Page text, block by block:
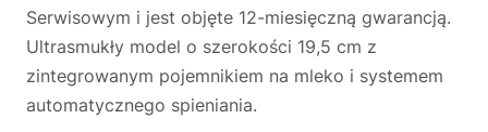
Serwisowym i jest objęte 12-miesięczną gwarancją.
Ultrasmukły model o szerokości 19,5 cm z
zintegrowanym pojemnikiem na mleko i systemem
automatycznego spieniania.